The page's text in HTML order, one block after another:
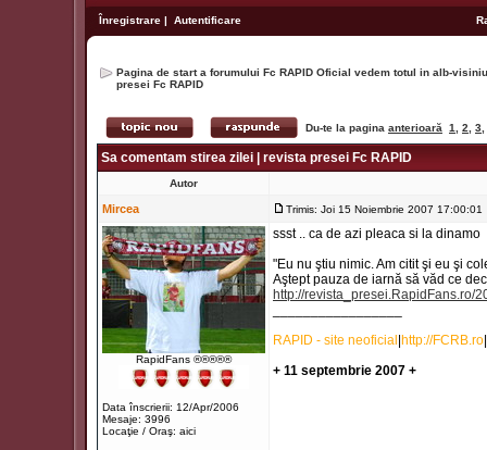
Înregistrare | Autentificare
Pagina de start a forumului Fc RAPID Oficial vedem totul in alb-
presei Fc RAPID
Du-te la pagina anterioară 1 2 3
Sa comentam stirea zilei | revista presei Fc RAPID
Autor
Mircea Trimis: Joi 15 Noiembrie 2007 17:00:01
RapidFans ®®®®®
Data înscrierii: 12/Apr/2006
Mesaje: 3996
Locaţie / Oraş: aici
ssst .. ca de azi pleaca si la dinamo
"Eu nu ştiu nimic. Am citit şi eu şi
Aştept pauza de iarnă să văd ce
http://revista_presei.RapidFans.ro/
RAPID - site neoficial http://FCRB.ro
+ 11 septembrie 2007 +